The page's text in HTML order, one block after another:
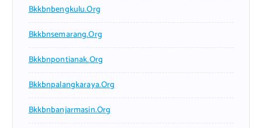
Bkkbnbengkulu.org
Bkkbnsemarang.org
Bkkbnpontianak.org
Bkkbnpalangkaraya.org
Bkkbnbanjarmasin.org